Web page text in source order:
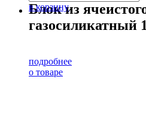
в корзину
Блок из
газосиликатный
подробнее
о товаре